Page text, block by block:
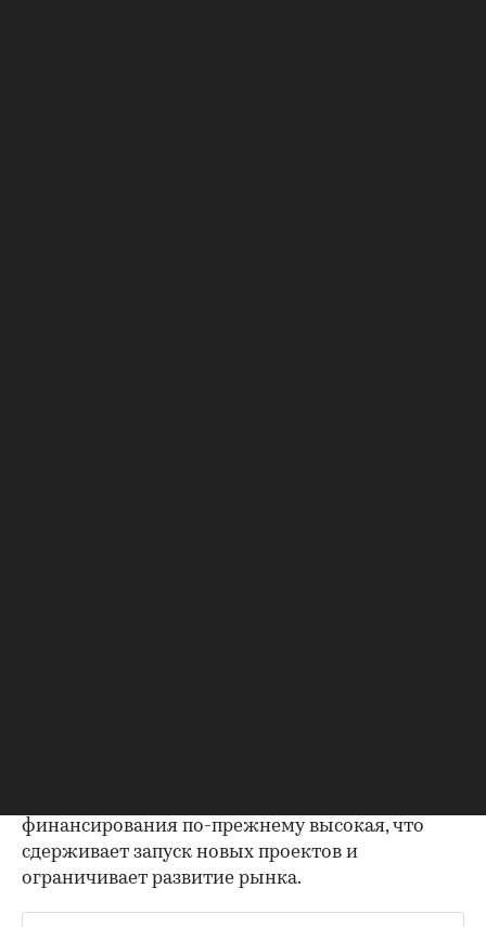
финансирования по-прежнему высокая, что
сдерживает запуск новых проектов и
ограничивает развитие рынка.